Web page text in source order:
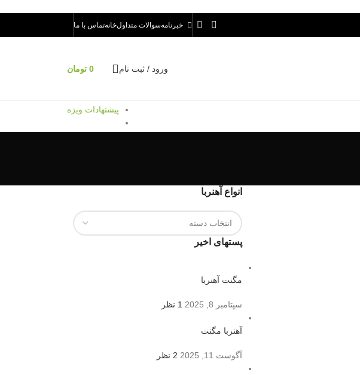
خبرنامهسوالات متداولخانهتماس با ما
ورود / ثبت نام 0 تومان
پیشنهادات ویژه
انواع آهنربا
پستهای اخیر
مگنت آهنربا
سپتامبر 8, 2025 1 نظر
آهنربا مگنت
آگوست 11, 2025 2 نظر